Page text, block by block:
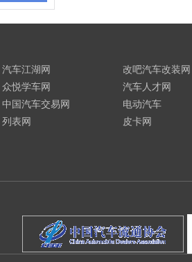
汽车江湖网
众悦学车网
中国汽车交易网
列表网
改吧汽车改装网
汽车人才网
电动汽车
皮卡网